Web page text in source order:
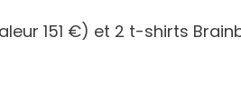
151 €) et 2 t-shirts